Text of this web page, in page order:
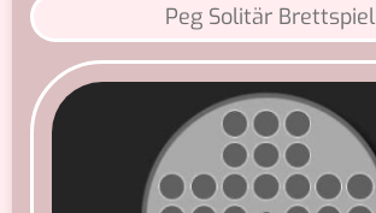
Peg Solitär Brettspiel